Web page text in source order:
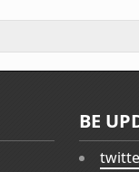
BE